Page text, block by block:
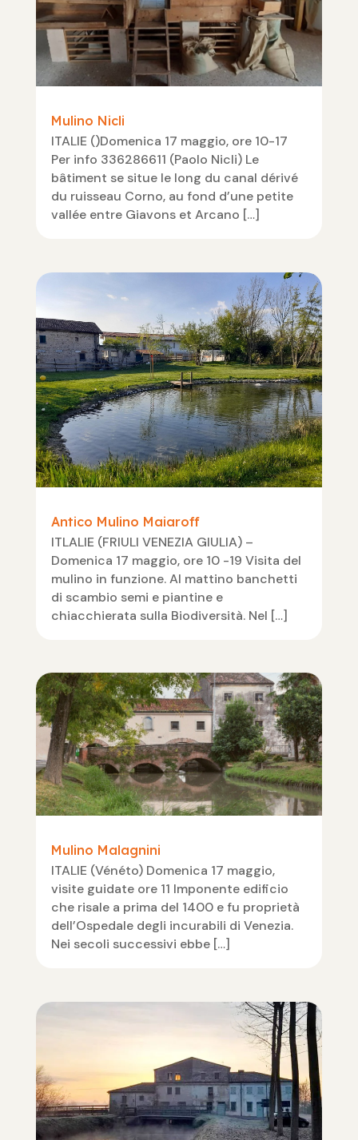
Mulino Nicli
ITALIE ()Domenica 17 maggio, ore 10-17
Per info 336286611 (Paolo Nicli) Le
bâtiment se situe le long du canal dérivé
du ruisseau Corno, au fond d’une petite
vallée entre Giavons et Arcano […]
Antico Mulino Maiaroff
ITLALIE (FRIULI VENEZIA GIULIA) –
Domenica 17 maggio, ore 10 -19 Visita del
mulino in funzione. Al mattino banchetti
di scambio semi e piantine e
chiacchierata sulla Biodiversità. Nel […]
Mulino Malagnini
ITALIE (Vénéto) Domenica 17 maggio,
visite guidate ore 11 Imponente edificio
che risale a prima del 1400 e fu proprietà
dell’Ospedale degli incurabili di Venezia.
Nei secoli successivi ebbe […]